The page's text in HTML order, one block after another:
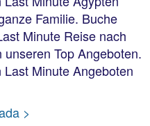
Familie. Buche
Minute Reise nach
Top Angeboten.
Minute Angeboten
>